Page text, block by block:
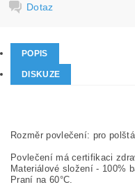
Dotaz
POPIS
DISKUZE
Rozměr povlečení: pro
Povlečení má certifikaci
Materiálové složení - 100%
Praní na 60°C.